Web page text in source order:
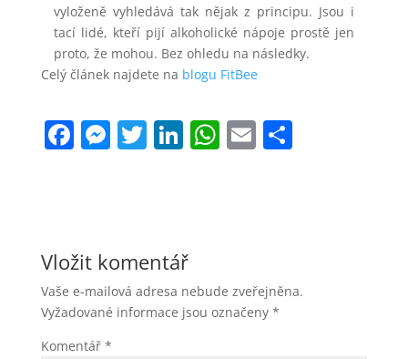
vyloženě vyhledává tak nějak z principu. Jsou i
tací lidé, kteří pijí alkoholické nápoje prostě jen
proto, že mohou. Bez ohledu na následky.
Celý článek najdete na blogu FitBee
F
b
o
o
k
M
n
g
er
T Li
dI
n
W
p
p
E S
Vložit komentář
Vaše e-mailová adresa nebude zveřejněna.
Vyžadované informace jsou označeny *
Komentář *